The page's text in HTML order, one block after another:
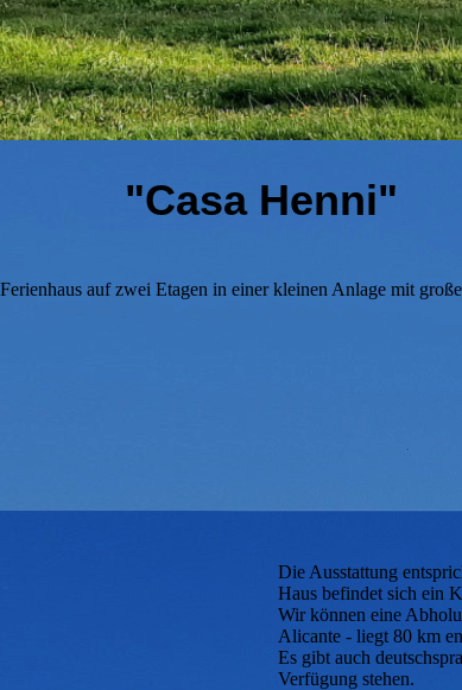
"Casa Henni"
auf zwei Etagen in einer kleinen Anlage mit
Die Ausstattung
Haus befindet sich ein
Wir können eine
Alicante - liegt 80 km
Es gibt auch
Verfügung stehen.